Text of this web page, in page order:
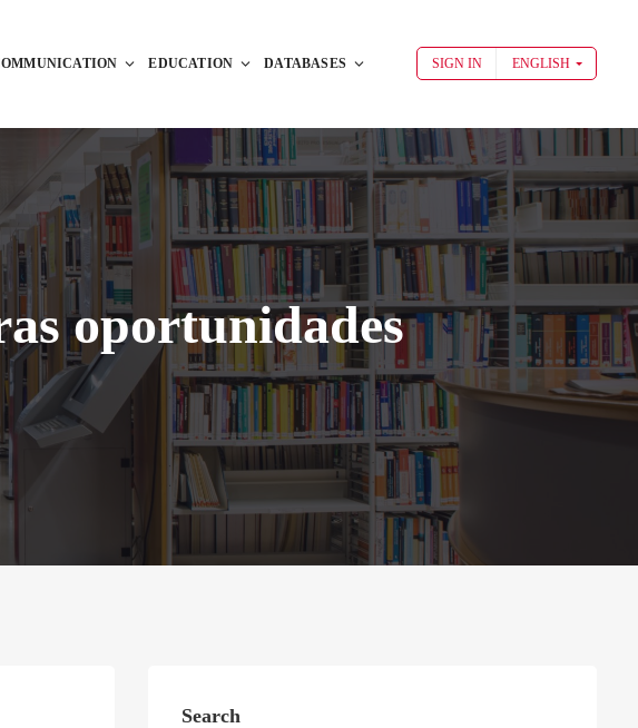
EDUCATION DATABASES SIGN IN ENGLISH
oportunidades
Search